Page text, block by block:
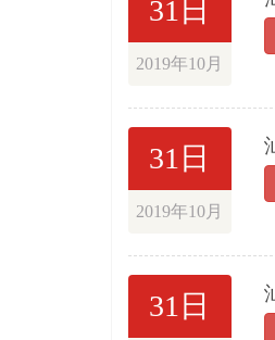
31日
2019年10月
31日
2019年10月
31日